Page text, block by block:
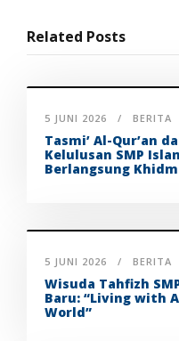
Related Posts
5 JUNI 2026 BERITA
Tasmi’ Al-Qur’an
Kelulusan SMP
Berlangsung
5 JUNI 2026 BERITA
Wisuda Tahfizh
Baru: “Living with
World”